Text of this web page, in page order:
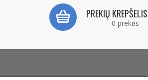
PREKIŲ KREPŠELIS
0 prekės